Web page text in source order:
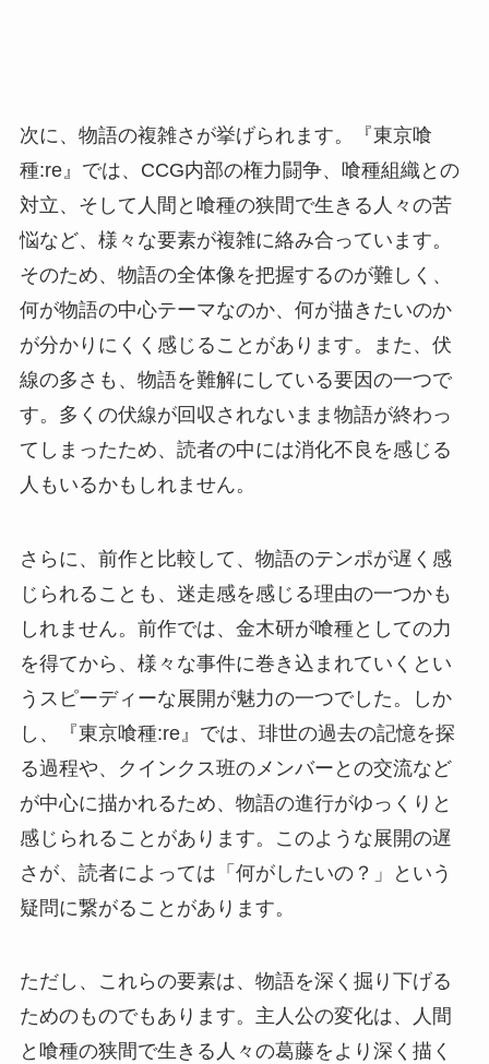
次に、物語の複雑さが挙げられます。『東京喰
種:re』では、CCG内部の権力闘争、喰種組織との
対立、そして人間と喰種の狭間で生きる人々の苦
悩など、様々な要素が複雑に絡み合っています。
そのため、物語の全体像を把握するのが難しく、
何が物語の中心テーマなのか、何が描きたいのか
が分かりにくく感じることがあります。また、伏
線の多さも、物語を難解にしている要因の一つで
す。多くの伏線が回収されないまま物語が終わっ
てしまったため、読者の中には消化不良を感じる
人もいるかもしれません。
さらに、前作と比較して、物語のテンポが遅く感
じられることも、迷走感を感じる理由の一つかも
しれません。前作では、金木研が喰種としての力
を得てから、様々な事件に巻き込まれていくとい
うスピーディーな展開が魅力の一つでした。しか
し、『東京喰種:re』では、琲世の過去の記憶を探
る過程や、クインクス班のメンバーとの交流など
が中心に描かれるため、物語の進行がゆっくりと
感じられることがあります。このような展開の遅
さが、読者によっては「何がしたいの？」という
疑問に繋がることがあります。
ただし、これらの要素は、物語を深く掘り下げる
ためのものでもあります。主人公の変化は、人間
と喰種の狭間で生きる人々の葛藤をより深く描く